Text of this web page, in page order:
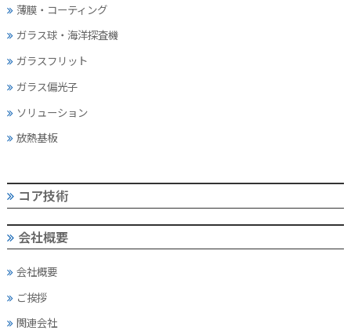
薄膜・コーティング
ガラス球・海洋探査機
ガラスフリット
ガラス偏光子
ソリューション
放熱基板
コア技術
会社概要
会社概要
ご挨拶
関連会社